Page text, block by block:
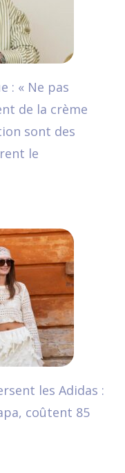
: « Ne pas
de la crème
sont des
le
les Adidas :
coûtent 85